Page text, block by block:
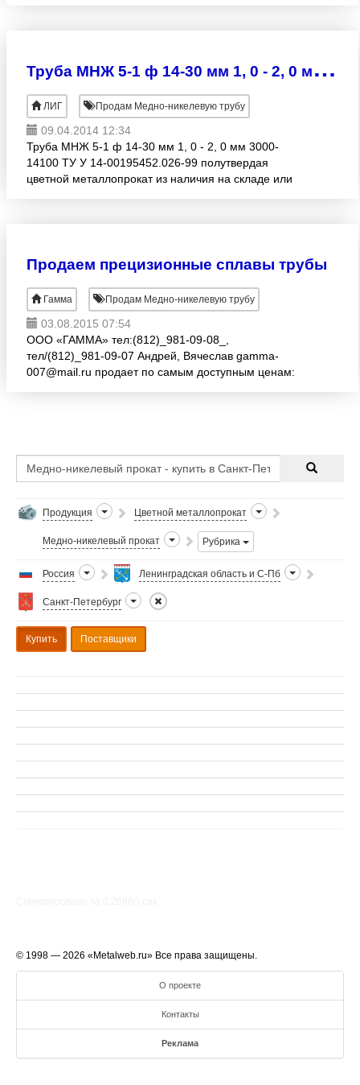
Т
руба МНЖ 5-1 ф 14-30 мм 1, 0 - 2, 0 мм 3000-14100 ТУ
ЛИГ Продам Медно-никелевую трубу
09.04.2014 12:34
Труба МНЖ 5-1 ф 14-30 мм 1, 0 - 2, 0 мм 3000-
14100 ТУ У 14-00195452.026-99 полутвердая
цветной металлопрокат из наличия на складе или
Продаем прецизионные сплавы трубы
Гамма Продам Медно-никелевую трубу
03.08.2015 07:54
ООО «ГАММА» тел:(812)_981-09-08_,
тел/(812)_981-09-07 Андрей, Вячеслав gamma-
007@mail.ru продает по самым доступным ценам:
Продукция Цветной металлопрокат
Медно-никелевый прокат Рубрика
Россия Ленинградская область и С-Пб
Санкт-Петербург
Купить Поставщики
© 1998 — 2026 «Metalweb.ru» Все права защищены.
О проекте
Контакты
Реклама